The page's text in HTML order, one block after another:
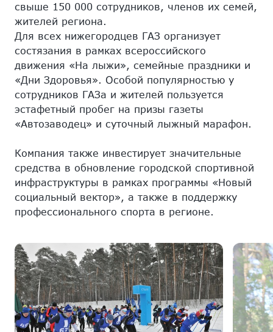
свыше 150 000 сотрудников, членов их семей,
жителей региона.
Для всех нижегородцев ГАЗ организует
состязания в рамках всероссийского
движения «На лыжи», семейные праздники и
«Дни Здоровья». Особой популярностью у
сотрудников ГАЗа и жителей пользуется
эстафетный пробег на призы газеты
«Автозаводец» и суточный лыжный марафон.
Компания также инвестирует значительные
средства в обновление городской спортивной
инфраструктуры в рамках программы «Новый
социальный вектор», а также в поддержку
профессионального спорта в регионе.